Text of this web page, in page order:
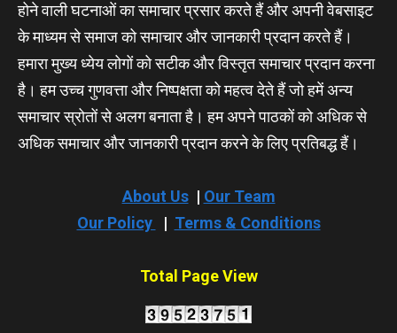
होने वाली घटनाओं का समाचार प्रसार करते हैं और अपनी वेबसाइट
के माध्यम से समाज को समाचार और जानकारी प्रदान करते हैं।
हमारा मुख्य ध्येय लोगों को सटीक और विस्तृत समाचार प्रदान करना
है। हम उच्च गुणवत्ता और निष्पक्षता को महत्व देते हैं जो हमें अन्य
समाचार स्रोतों से अलग बनाता है। हम अपने पाठकों को अधिक से
अधिक समाचार और जानकारी प्रदान करने के लिए प्रतिबद्ध हैं।
About Us| Our Team
Our Policy
| Terms & Conditions
Total Page View